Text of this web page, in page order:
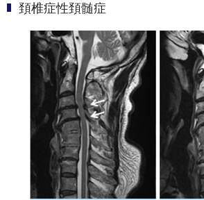
頚椎症性頚髄症